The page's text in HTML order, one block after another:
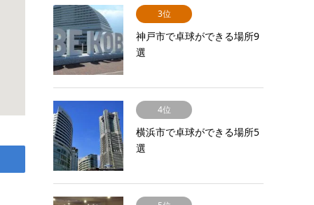
3位
神戸市で卓球ができる場所9
選
4位
横浜市で卓球ができる場所5
選